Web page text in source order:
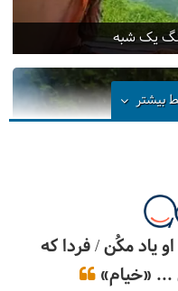
یک شبه
بیشتر
یاد مکُن / فردا که
«خیام»